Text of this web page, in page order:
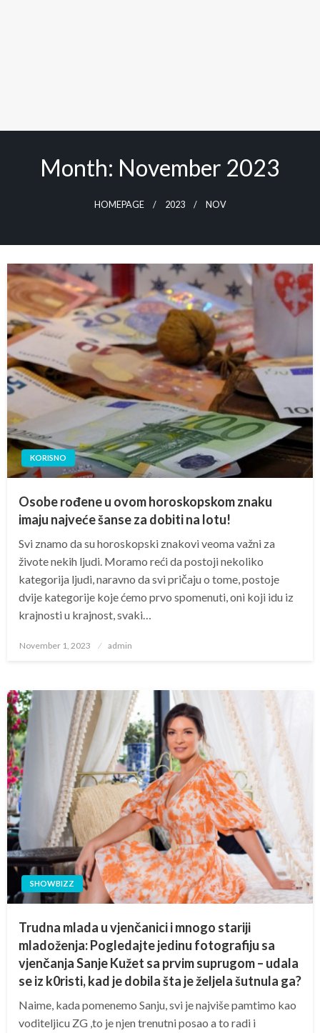
Month: November 2023
HOMEPAGE 2023 NOV
KORISNO
Osobe rođene u ovom horoskopskom znaku
imaju najveće šanse za dobiti na lotu!
Svi znamo da su horoskopski znakovi veoma važni za
živote nekih ljudi. Moramo reći da postoji nekoliko
kategorija ljudi, naravno da svi pričaju o tome, postoje
dvije kategorije koje ćemo prvo spomenuti, oni koji idu iz
krajnosti u krajnost, svaki…
Posted
November 1, 2023 admin
SHOWBIZZ
Trudna mlada u vjenčanici i mnogo stariji
mladoženja: Pogledajte jedinu fotografiju sa
vjenčanja Sanje Kužet sa prvim suprugom – udala
se iz k0risti, kad je dobila šta je željela šutnula ga?
Naime, kada pomenemo Sanju, svi je najviše pamtimo kao
voditeljicu ZG ,to je njen trenutni posao a to radi i